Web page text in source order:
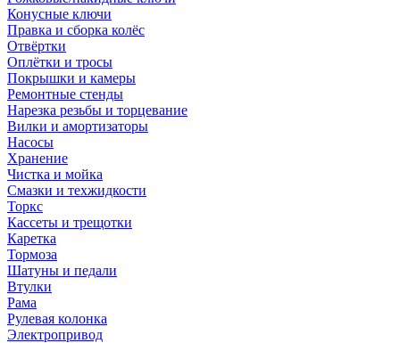
Конусные ключи
Правка и сборка колёс
Отвёртки
Оплётки и тросы
Покрышки и камеры
Ремонтные стенды
Нарезка резьбы и торцевание
Вилки и амортизаторы
Насосы
Хранение
Чистка и мойка
Смазки и техжидкости
Торкс
Кассеты и трещотки
Каретка
Тормоза
Шатуны и педали
Втулки
Рама
Рулевая колонка
Электропривод